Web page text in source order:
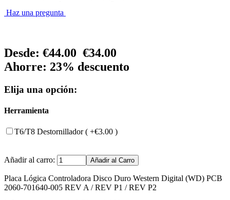
Haz una pregunta
Desde: €44.00 €34.00
Ahorre: 23% descuento
Elija una opción:
Herramienta
T6/T8 Destornillador ( +€3.00 )
Añadir al carro:
Placa Lógica Controladora Disco Duro Western Digital (WD) PCB
2060-701640-005 REV A / REV P1 / REV P2